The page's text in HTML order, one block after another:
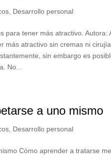
Desarrollo personal
tener más atractivo. Autora:
más atractivo sin cremas ni
sin embargo es
No...
a uno mismo
Desarrollo personal
Cómo aprender a tratarse